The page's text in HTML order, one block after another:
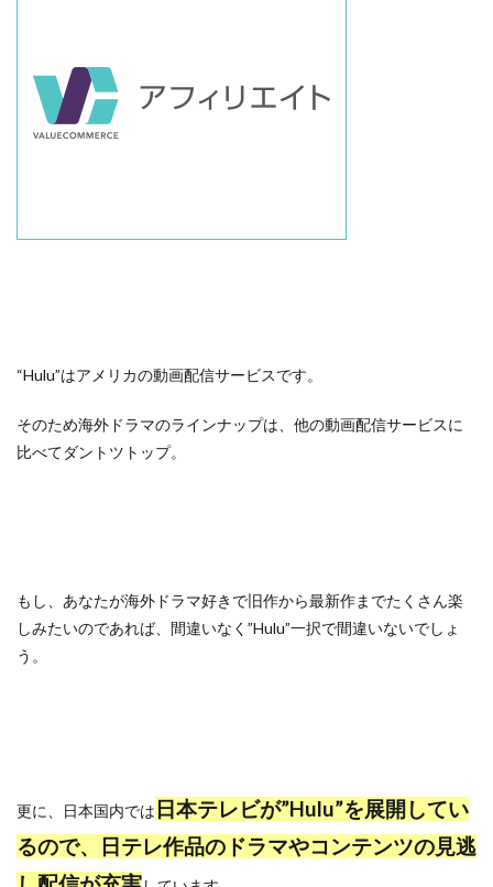
“Hulu”はアメリカの動画配信サービスです。
そのため海外ドラマのラインナップは、他の動画配信サービスに
比べてダントツトップ。
もし、あなたが海外ドラマ好きで旧作から最新作までたくさん楽
しみたいのであれば、間違いなく”Hulu”一択で間違いないでしょ
う。
更に、日本国内では 日本テレビが”Hulu”を展開してい
るので、日テレ作品のドラマやコンテンツの見逃